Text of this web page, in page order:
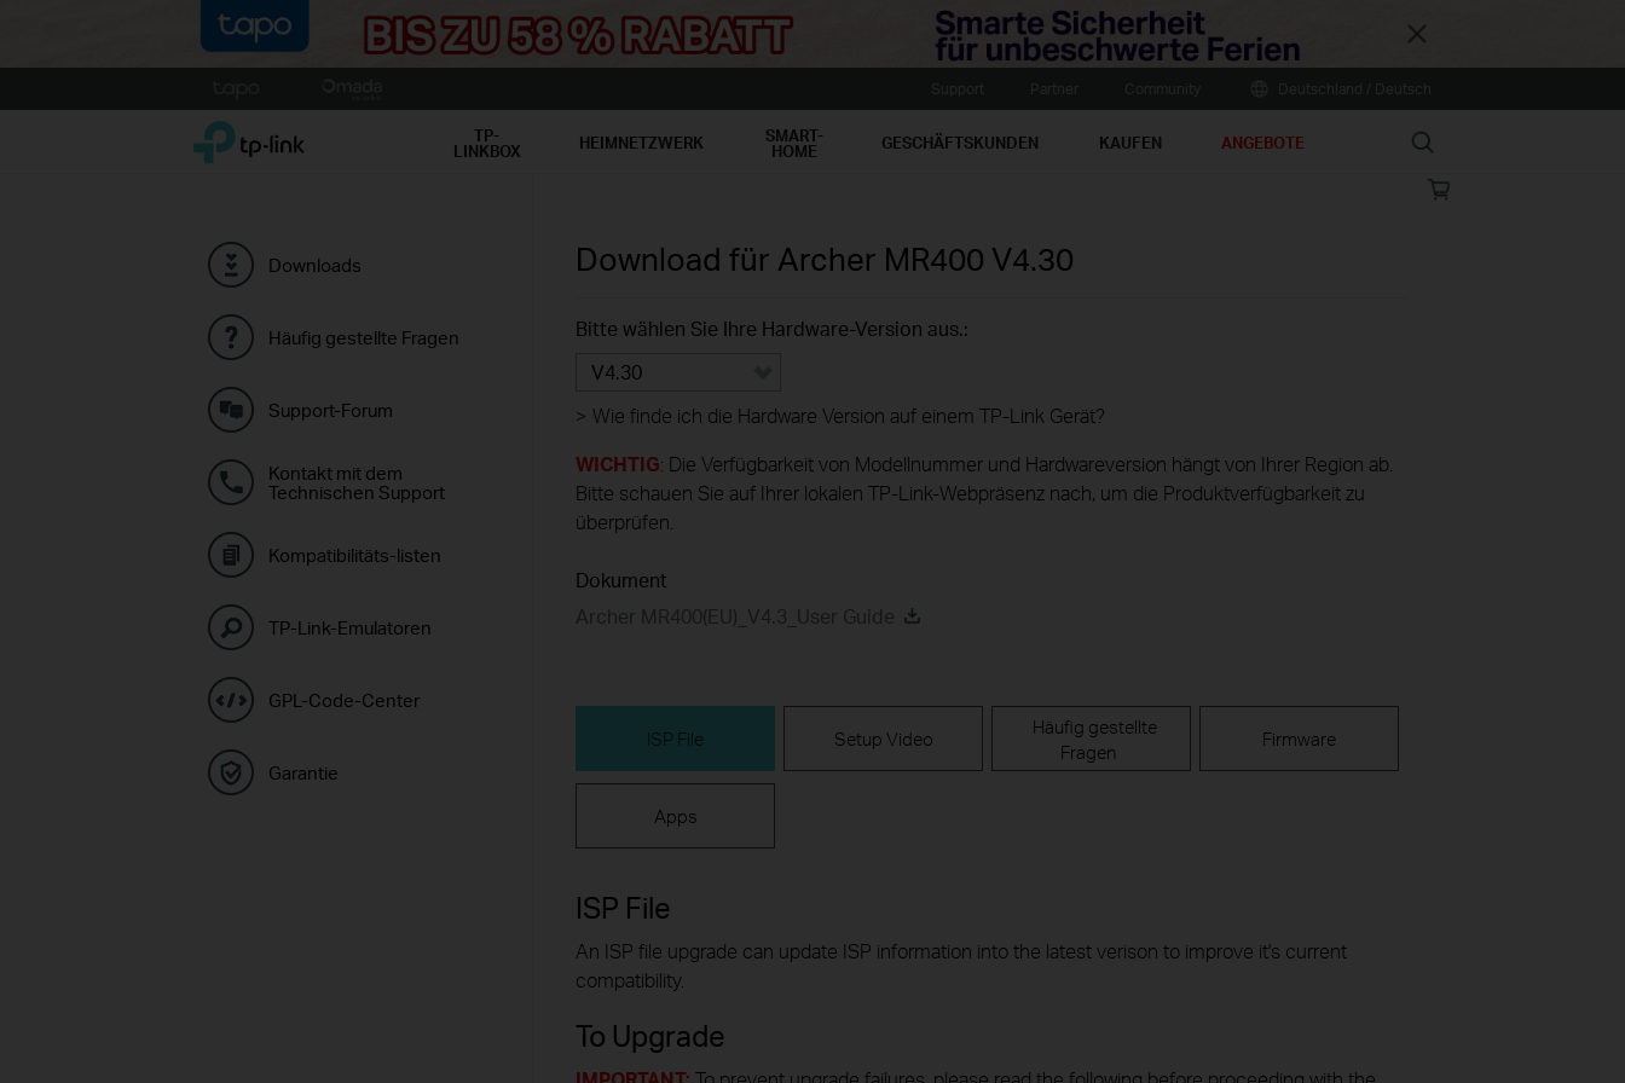
Close
to
TP-Link, Reliably Smart TP-
LINKBOX HEIMNETZWERK SMART-
HOME GESCHÄFTSKUNDEN KAUFEN ANGEBOTE Search
Online
Downloads
Häufig gestellte Fragen
Support-Forum
Kontakt mit dem
Technischen Support
Kompatibilitäts-listen
TP-Link-Emulatoren
GPL-Code-Center
Garantie
Download für Archer MR400 V4.30
Bitte wählen Sie Ihre Hardware-Version aus.:
V4.30
> Wie finde ich die Hardware Version auf einem TP-Link Gerät?
WICHTIG: Die Verfügbarkeit von Modellnummer und Hardwareversion hängt von Ihrer Region ab.
Bitte schauen Sie auf Ihrer lokalen TP-Link-Webpräsenz nach, um die Produktverfügbarkeit zu
überprüfen.
Dokument
Archer MR400(EU)_V4.3_User Guide
ISP File Setup Video
Häufig gestellte
Fragen
Firmware
Apps
ISP File
An ISP file upgrade can update ISP information into the latest verison to improve it's current
compatibility.
To Upgrade